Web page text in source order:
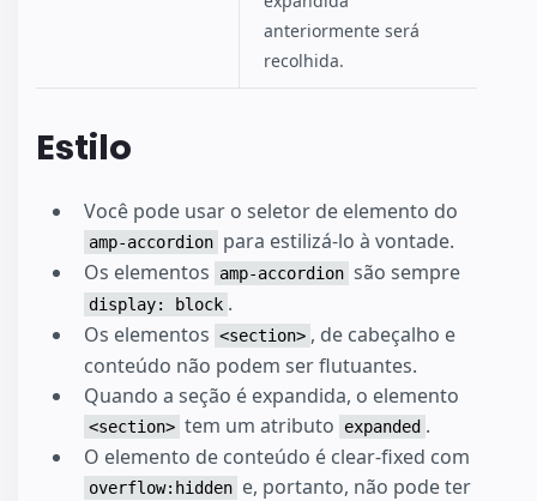
anteriormente será
recolhida.
Estilo
Você pode usar o seletor de elemento do
amp-accordion para estilizá-lo à vontade.
Os elementos
amp-accordion são sempre
display: block .
Os elementos <section> , de cabeçalho e
conteúdo não podem ser flutuantes.
Quando a seção é expandida, o elemento
<section> tem um atributo expanded .
O elemento de conteúdo é clear-fixed com
overflow:hidden e, portanto, não pode ter